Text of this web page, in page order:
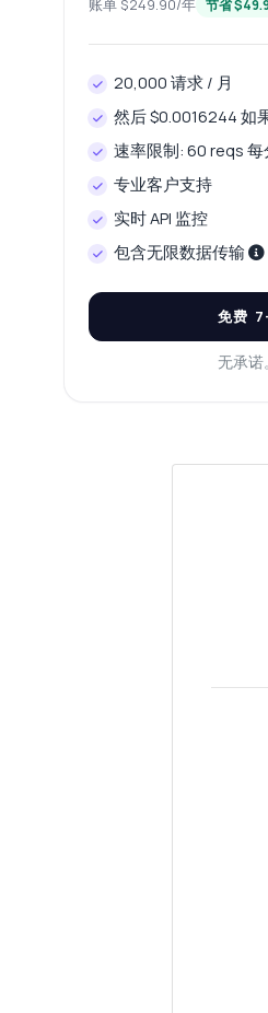
账单 $249.90/年 节省
20,000 请求 / 月
然后 $0.0016244 如
速率限制: 60 reqs 每
专业客户支持
实时 API 监控
包含无限数据传输
免费
无承诺